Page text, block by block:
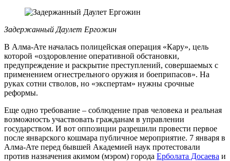
Задержанный Даулет Ергожин
В Алма-Ате началась полицейская операция «Кару», цель
которой «оздоровление оперативной обстановки,
предупреждение и раскрытие преступлений, совершаемых с
применением огнестрельного оружия и боеприпасов». На
руках сотни стволов, но «экспертам» нужны срочные
реформы.
Еще одно требование – соблюдение прав человека и реальная
возможность участвовать гражданам в управлении
государством. И вот оппозиции разрешили провести первое
после январского кошмара публичное мероприятие. 7 января в
Алма-Ате перед бывшей Академией наук протестовали
против назначения акимом (мэром) города Ерболата Досаева и